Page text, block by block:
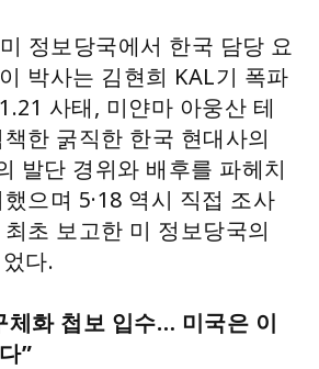
정보당국에서 한국 담당 요
박사는 김현희 KAL기 폭파
사태, 미얀마 아웅산 테
한 굵직한 한국 현대사의
발단 경위와 배후를 파헤치
으며 5·18 역시 직접 조사
초 보고한 미 정보당국의
다.
체화 첩보 입수… 미국은 이
”